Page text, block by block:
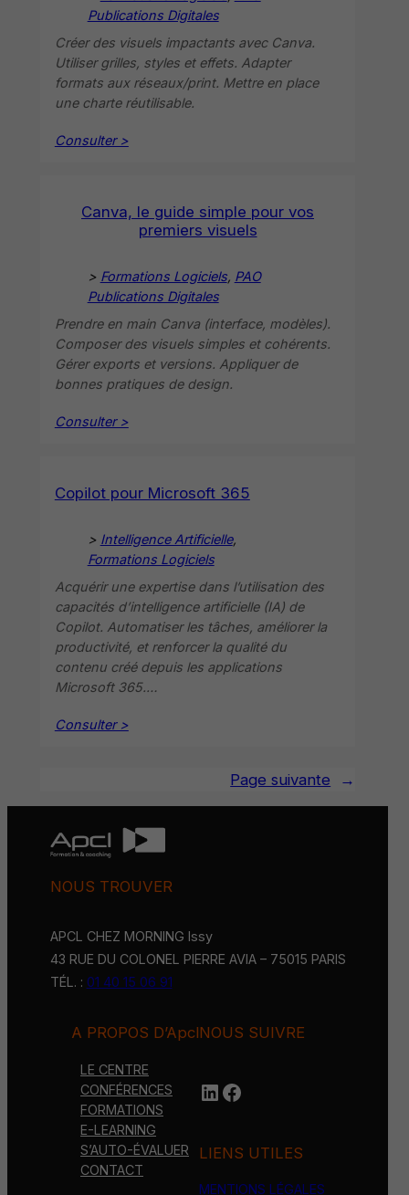
Publications Digitales
Créer des visuels impactants avec Canva.
Utiliser grilles, styles et effets. Adapter
formats aux réseaux/print. Mettre en place
une charte réutilisable.
Consulter >
Canva, le guide simple pour vos
premiers visuels
> Formations Logiciels, PAO
Publications Digitales
Prendre en main Canva (interface, modèles).
Composer des visuels simples et cohérents.
Gérer exports et versions. Appliquer de
bonnes pratiques de design.
Consulter >
Copilot pour Microsoft 365
> Intelligence Artificielle
Formations Logiciels
Acquérir une expertise dans l’utilisation des
capacités d’intelligence artificielle (IA) de
Copilot. Automatiser les tâches, améliorer la
productivité, et renforcer la qualité du
contenu créé depuis les applications
Microsoft 365.…
Consulter >
Page suivante →
NOUS TROUVER
APCL CHEZ MORNING Issy
43 RUE DU COLONEL PIERRE AVIA – 75015 PARIS
TÉL. : 01 40 15 06 91
A PROPOS D’Apcl
LE CENTRE
CONFÉRENCES
FORMATIONS
E-LEARNING
S’AUTO-ÉVALUER
CONTACT
NOUS SUIVRE
LinkedIn
https://
LIENS UTILES
MENTIONS LÉGALES